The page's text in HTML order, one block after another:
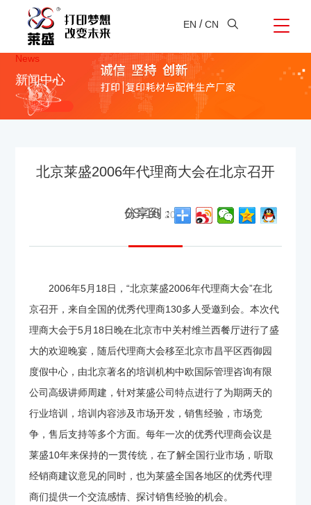
EN /CN
News
新闻中心
北京莱盛2006年代理商大会在北京召开
03-16 2006
分享到：
2006年5月18日，“北京莱盛2006年代理商大会”在北
京召开，来自全国的优秀代理商130多人受邀到会。本次代
理商大会于5月18日晚在北京市中关村维兰西餐厅进行了盛
大的欢迎晚宴，随后代理商大会移至北京市昌平区西御园
度假中心，由北京著名的培训机构中欧国际管理咨询有限
公司高级讲师周建，针对莱盛公司特点进行了为期两天的
行业培训，培训内容涉及市场开发，销售经验，市场竞
争，售后支持等多个方面。每年一次的优秀代理商会议是
莱盛10年来保持的一贯传统，在了解全国行业市场，听取
经销商建议意见的同时，也为莱盛全国各地区的优秀代理
商们提供一个交流感情、探讨销售经验的机会。